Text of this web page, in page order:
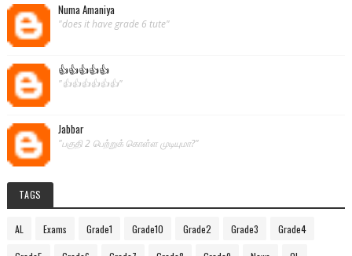
Numa Amaniya
"does it have grade 6 tute"
👍👍👍👍👍
"👍👍👍👍👍👍"
Jabbar
"பகுதி 2 பெற்றுக் கொள்ள முடியுமா?"
TAGS
AL Exams Grade1 Grade10 Grade2 Grade3 Grade4